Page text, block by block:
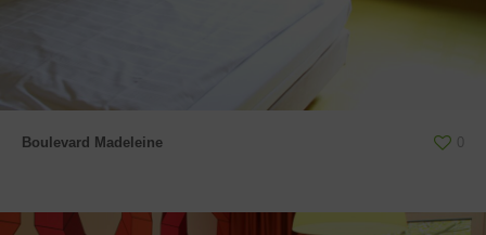
Boulevard Madeleine 0